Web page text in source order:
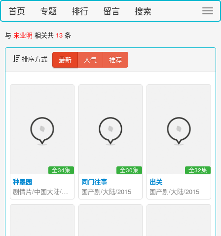
切
换
首页 专题 排行 留言 搜索
与 宋业明 相关共 13 条
排序方式 最新 人气 推荐
种墨园
全34集
剧情片/中国大陆/2026
同门往事
全30集
国产剧/大陆/2015
出关
全32集
国产剧/大陆/2015